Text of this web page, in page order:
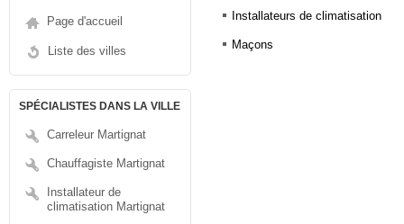
Page d'accueil
Liste des villes
SPÉCIALISTES DANS LA VILLE
Carreleur Martignat
Chauffagiste Martignat
Installateur de
climatisation Martignat
Installateurs de climatisation
Maçons